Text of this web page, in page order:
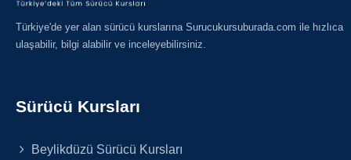
Türkiye'de yer alan sürücü kurslarına Surucukursuburada.com ile hızlıca
ulaşabilir, bilgi alabilir ve inceleyebilirsiniz.
Sürücü Kursları
Beylikdüzü Sürücü Kursları